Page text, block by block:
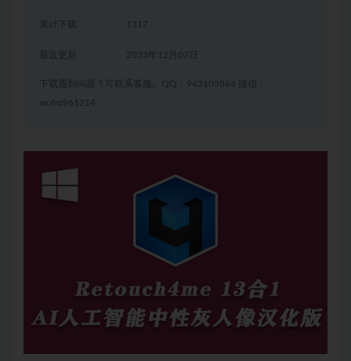
累计下载 1317
2023年12月07日
下载遇到问题？可联系客服。QQ：943105864 微信：
wubo961214